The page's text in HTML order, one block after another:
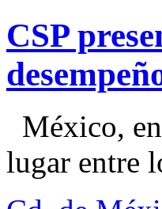
CSP
México,
lugar entre